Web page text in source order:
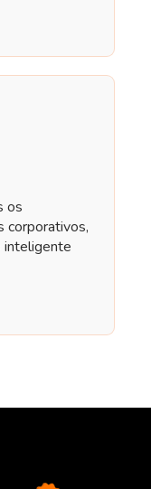
os
corporativos,
inteligente